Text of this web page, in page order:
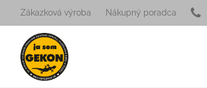
Zákazková výroba Nákupný poradca